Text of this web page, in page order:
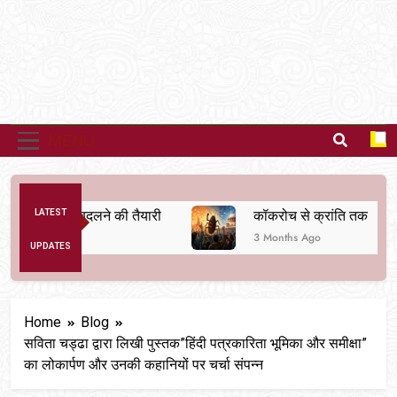
LATEST
UPDATES
बदलने की तैयारी कॉकरोच से क्रांति तक
3 Months Ago
Home
Blog
सविता चड्ढा द्वारा लिखी पुस्तक”हिंदी पत्रकारिता भूमिका और समीक्षा”
का लोकार्पण और उनकी कहानियों पर चर्चा संपन्न